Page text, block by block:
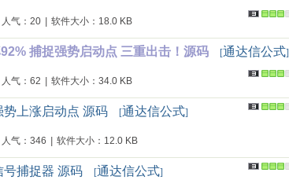
人气：20 软件大小：18.0 KB
捕捉强势启动点 三重出击！源码 [通达信公式]
人气：62 软件大小：34.0 KB
上涨启动点 源码 [通达信公式]
人气：346 软件大小：12.0 KB
捕捉器 源码 [通达信公式]